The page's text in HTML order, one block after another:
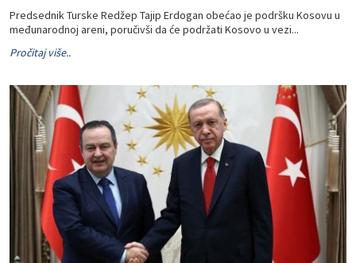
Predsednik Turske Redžep Tajip Erdogan obećao je podršku Kosovu u
međunarodnoj areni, poručivši da će podržati Kosovo u vezi...
Pročitaj više..